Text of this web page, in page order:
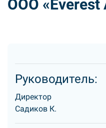
ООО «Everest
Руководитель:
Директор
Садиков К.